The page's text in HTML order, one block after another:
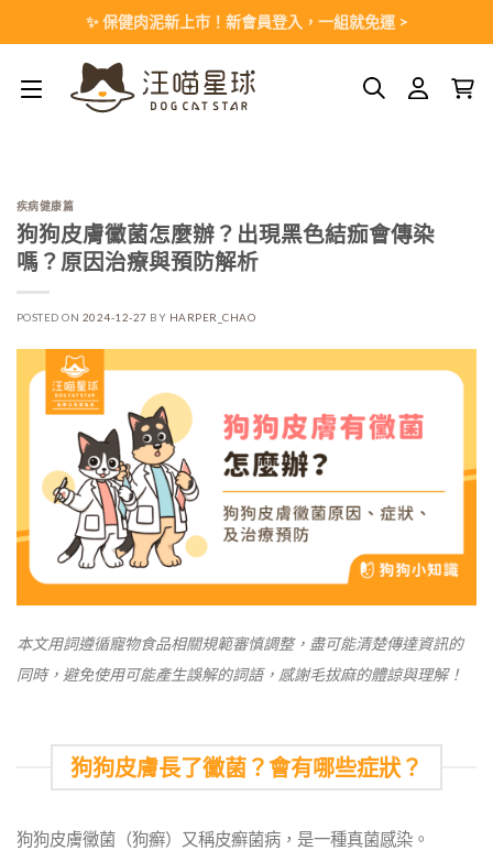
✨ 保健肉泥新上市！新會員登入，一組就免運 >
疾病健康篇
狗狗皮膚黴菌怎麼辦？出現黑色結痂會傳染
嗎？原因治療與預防解析
POSTED ON 2024-12-27 BY HARPER_CHAO
本文用詞遵循寵物食品相關規範審慎調整，盡可能清楚傳達資訊的
同時，避免使用可能產生誤解的詞語，感謝毛拔麻的體諒與理解！
狗狗皮膚長了黴菌？會有哪些症狀？
狗狗皮膚黴菌（狗癬）又稱皮癬菌病，是一種真菌感染。